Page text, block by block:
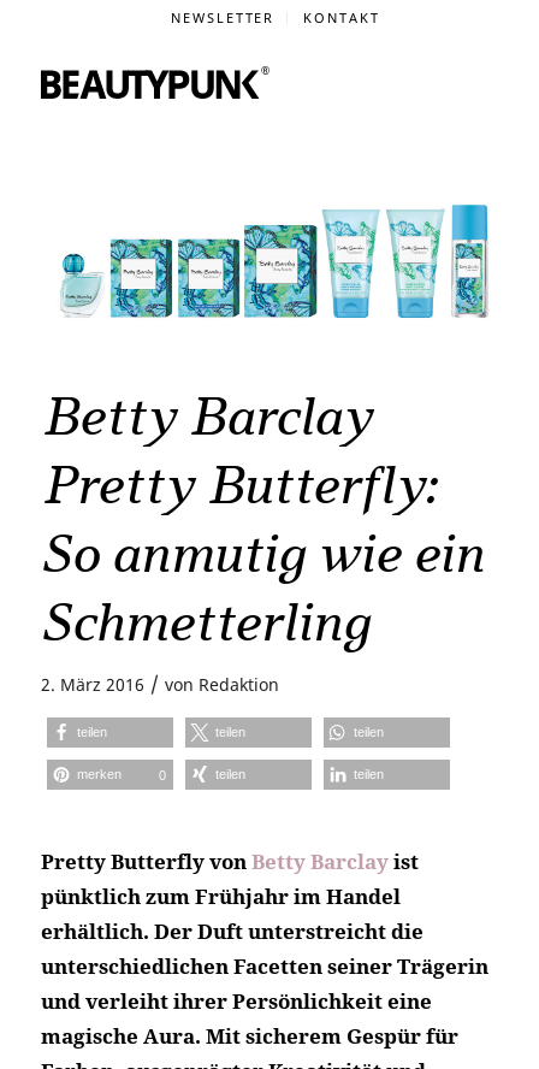
NEWSLETTER KONTAKT
Betty Barclay
Pretty Butterfly:
So anmutig wie ein
Schmetterling
2. März 2016 / von Redaktion
teilen teilen teilen
merken 0 teilen teilen
Pretty Butterfly vonBetty Barclayist
pünktlich zum Frühjahr im Handel
erhältlich. Der Duft unterstreicht die
unterschiedlichen Facetten seiner Trägerin
und verleiht ihrer Persönlichkeit eine
magische Aura. Mit sicherem Gespür für